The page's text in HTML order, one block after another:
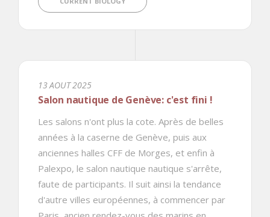
13 AOUT 2025
Salon nautique de Genève: c'est fini !
Les salons n'ont plus la cote. Après de belles
années à la caserne de Genève, puis aux
anciennes halles CFF de Morges, et enfin à
Palexpo, le salon nautique nautique s'arrête,
faute de participants. Il suit ainsi la tendance
d'autre villes européennes, à commencer par